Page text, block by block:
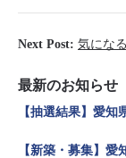
Next Post: 気にな
最新のお知らせ
【抽選結果】愛知
【新築・募集】